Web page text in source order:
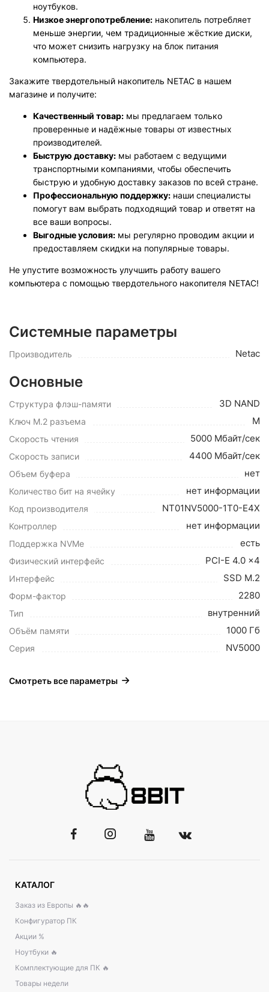
ноутбуков.
Низкое энергопотребление: накопитель потребляет
меньше энергии, чем традиционные жёсткие диски,
что может снизить нагрузку на блок питания
компьютера.
Закажите твердотельный накопитель NETAC в нашем
магазине и получите:
Качественный товар: мы предлагаем только
проверенные и надёжные товары от известных
производителей.
Быструю доставку: мы работаем с ведущими
транспортными компаниями, чтобы обеспечить
быструю и удобную доставку заказов по всей стране.
Профессиональную поддержку: наши специалисты
помогут вам выбрать подходящий товар и ответят на
все ваши вопросы.
Выгодные условия: мы регулярно проводим акции и
предоставляем скидки на популярные товары.
Не упустите возможность улучшить работу вашего
компьютера с помощью твердотельного накопителя NETAC!
Системные параметры
Производитель Netac
Основные
Структура флэш-памяти 3D NAND
Ключ M.2 разъема M
Cкорость чтения 5000 Мбайт/сек
Cкорость записи 4400 Мбайт/сек
Объем буфера нет
Количество бит на ячейку нет информации
Код производителя NT01NV5000-1T0-E4X
Контроллер нет информации
Поддержка NVMe есть
Физический интерфейс PCI-E 4.0 x4
Интерфейс SSD M.2
Форм-фактор 2280
Тип внутренний
Объём памяти 1000 Гб
Серия NV5000
Смотреть все параметры
КАТАЛОГ
Заказ из Европы 🔥🔥
Конфигуратор ПК
Акции %
Ноутбуки 🔥
Комплектующие для ПК 🔥
Товары недели